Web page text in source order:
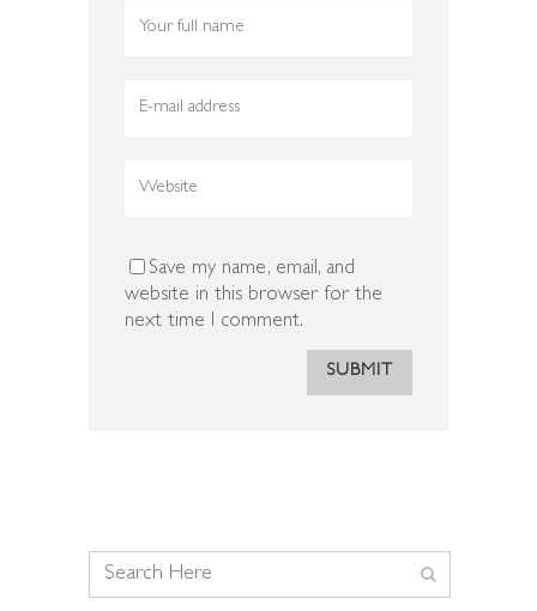
Save my name, email, and
website in this browser for the
next time I comment.